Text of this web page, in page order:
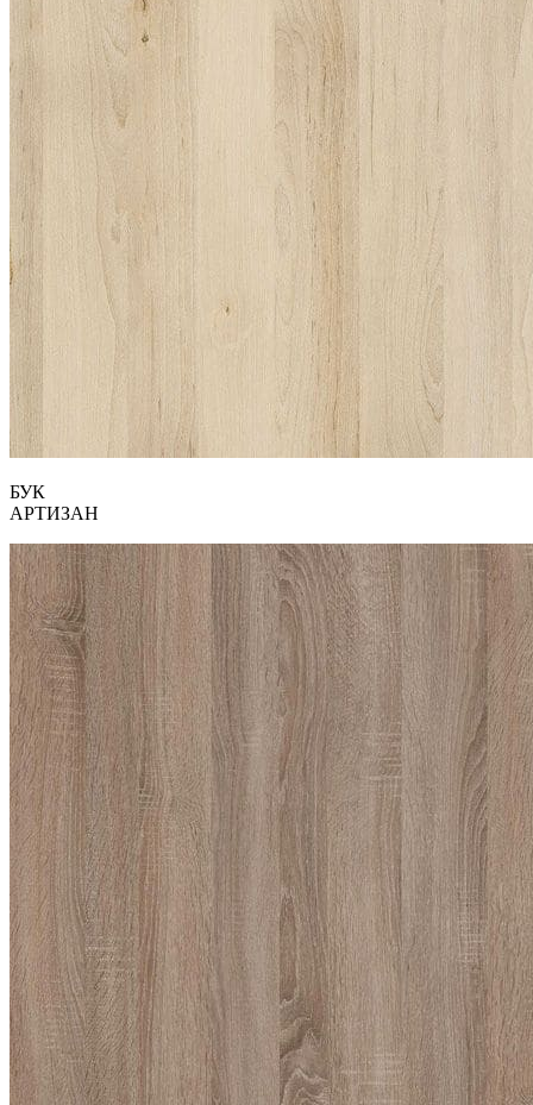
БУК
АРТИЗАН